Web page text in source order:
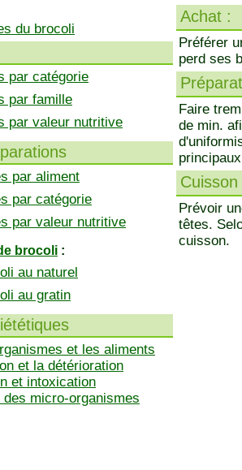
du brocoli
par catégorie
par famille
par valeur nutritive
par aliment
par catégorie
par valeur nutritive
brocoli :
au naturel
au gratin
et les aliments
et la détérioration
et intoxication
des micro-organismes
Achat :
Préférer
perd ses
Faire
de min.
Cuisson
Prévoir
têtes.
cuisson.